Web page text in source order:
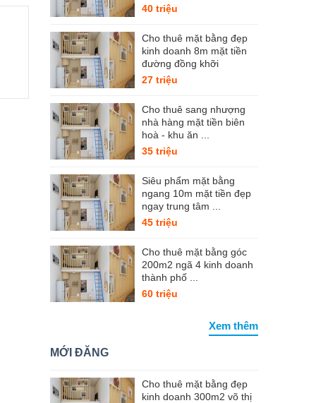
40 triệu
Cho thuê mặt bằng đẹp
kinh doanh 8m mặt tiền
đường đồng khỡi
27 triệu
Cho thuê sang nhượng
nhà hàng mặt tiền biên
hoà - khu ăn ...
35 triệu
Siêu phẩm mặt bằng
ngang 10m mặt tiền đẹp
ngay trung tâm ...
45 triệu
Cho thuê mặt bằng góc
200m2 ngã 4 kinh doanh
thành phố ...
60 triệu
Xem thêm
MỚI ĐĂNG
Cho thuê mặt bằng đẹp
kinh doanh 300m2 võ thị